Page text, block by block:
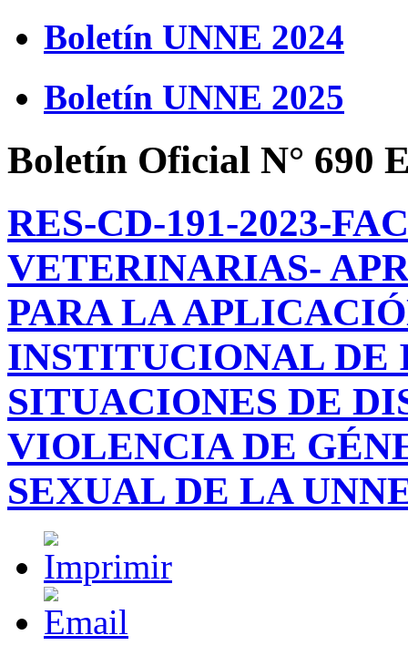
Boletín UNNE 2024
Boletín UNNE 2025
Boletín Oficial N° 690
RES-CD-191-2023-
VETERINARIAS-
PARA LA
INSTITUCIONAL DE
SITUACIONES DE
VIOLENCIA DE
SEXUAL DE LA